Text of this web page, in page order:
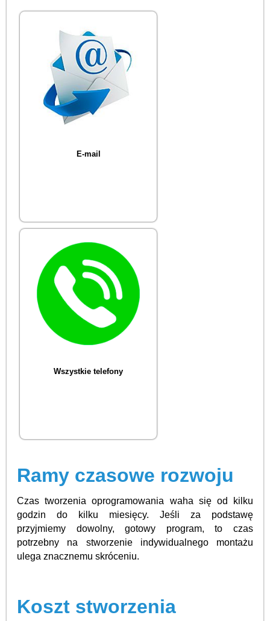
E-mail
Wszystkie telefony
Ramy czasowe rozwoju
Czas tworzenia oprogramowania waha się od kilku
godzin do kilku miesięcy. Jeśli za podstawę
przyjmiemy dowolny, gotowy program, to czas
potrzebny na stworzenie indywidualnego montażu
ulega znacznemu skróceniu.
Koszt stworzenia